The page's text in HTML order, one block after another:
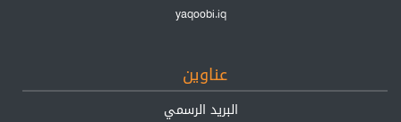
yaqoobi.iq
عناوين
البريد الرسمي